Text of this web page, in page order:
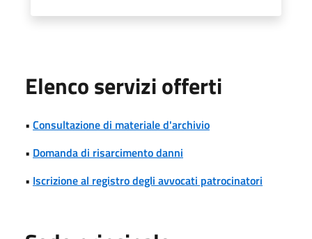
Elenco servizi offerti
• Consultazione di materiale d'archivio
• Domanda di risarcimento danni
• Iscrizione al registro degli avvocati patrocinatori